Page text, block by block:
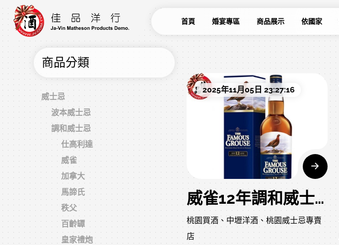
首頁 婚宴專區 商品展示 依國家
商品分類
威士忌
波本威士忌
調和威士忌
仕高利達
威雀
加拿大
馬諦氏
秩父
百齡罈
皇家禮炮
2025年11月05日 23:27:16
威雀12年調和威士忌深度介紹（絕版品）
桃園買酒、中壢洋酒、桃園威士忌專賣
店